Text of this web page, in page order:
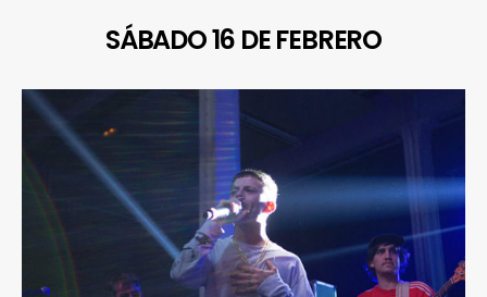
SÁBADO 16 DE FEBRERO